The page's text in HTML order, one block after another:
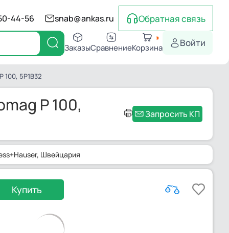
44-56 snab@ankas.ru Обратная связь
ЗаказыСравнениеКорзина Войти
5P1B32
P 100, Запросить КП
, Швейцария
Купить